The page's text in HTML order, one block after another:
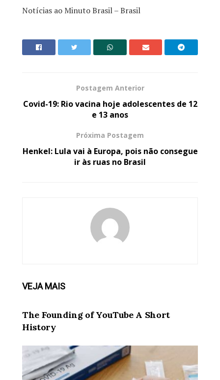
Notícias ao Minuto Brasil – Brasil
Postagem Anterior
Covid-19: Rio vacina hoje adolescentes de 12
e 13 anos
Próxima Postagem
Henkel: Lula vai à Europa, pois não consegue
ir às ruas no Brasil
VEJAMAIS
The Founding of YouTube A Short
History